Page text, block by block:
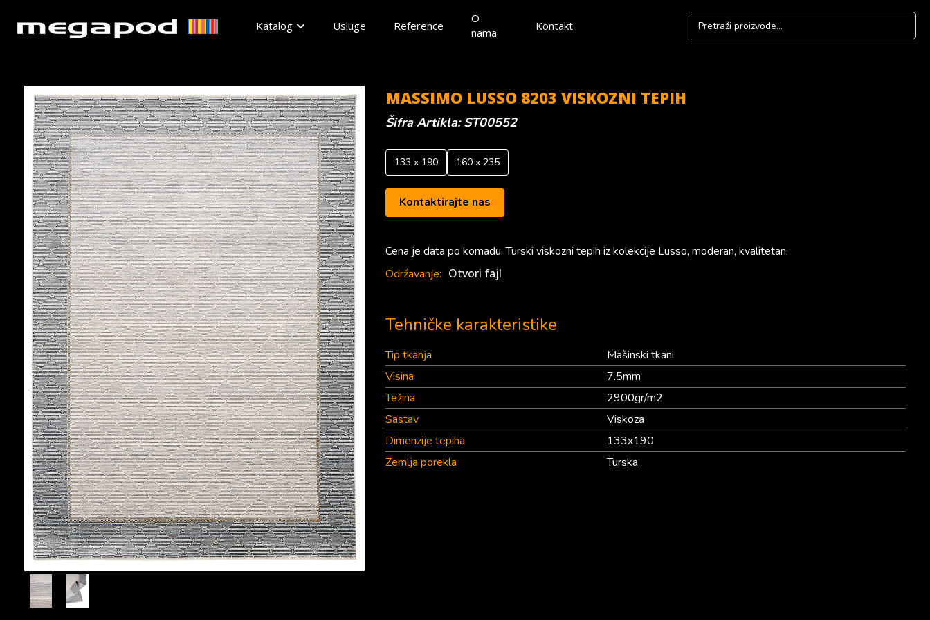
Katalog Usluge Reference
O
nama
Kontakt
MASSIMO LUSSO 8203 VISKOZNI TEPIH
Šifra Artikla: ST00552
133 x 190 160 x 235
Kontaktirajte nas
Cena je data po komadu. Turski viskozni tepih iz kolekcije Lusso, moderan, kvalitetan.
Održavanje: Otvori fajl
Tehničke karakteristike
Tip tkanja
Mašinski tkani
Visina
7.5mm
Težina
2900gr/m2
Sastav
Viskoza
Dimenzije tepiha
133x190
Zemlja porekla
Turska